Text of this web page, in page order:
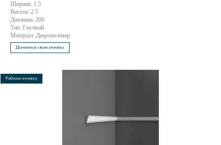
Ширина: 1.5
Висота: 2.5
Довжина: 200
Тип: Гнучкий
Матеріал: Дюрополімер
Дізнатися свою знижку
Робимо знижку